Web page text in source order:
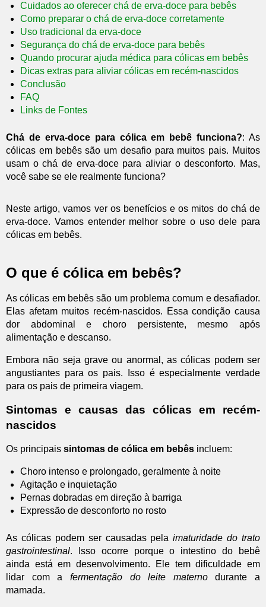
Cuidados ao oferecer chá de erva-doce para bebês
Como preparar o chá de erva-doce corretamente
Uso tradicional da erva-doce
Segurança do chá de erva-doce para bebês
Quando procurar ajuda médica para cólicas em bebês
Dicas extras para aliviar cólicas em recém-nascidos
Conclusão
FAQ
Links de Fontes
Chá de erva-doce para cólica em bebê funciona?: As
cólicas em bebês são um desafio para muitos pais. Muitos
usam o chá de erva-doce para aliviar o desconforto. Mas,
você sabe se ele realmente funciona?
Neste artigo, vamos ver os benefícios e os mitos do chá de
erva-doce. Vamos entender melhor sobre o uso dele para
cólicas em bebês.
O que é cólica em bebês?
As cólicas em bebês são um problema comum e desafiador.
Elas afetam muitos recém-nascidos. Essa condição causa
dor abdominal e choro persistente, mesmo após
alimentação e descanso.
Embora não seja grave ou anormal, as cólicas podem ser
angustiantes para os pais. Isso é especialmente verdade
para os pais de primeira viagem.
Sintomas e causas das cólicas em recém-
nascidos
Os principais sintomas de cólica em bebês incluem:
Choro intenso e prolongado, geralmente à noite
Agitação e inquietação
Pernas dobradas em direção à barriga
Expressão de desconforto no rosto
As cólicas podem ser causadas pelaimaturidade do trato
gastrointestinal. Isso ocorre porque o intestino do bebê
ainda está em desenvolvimento. Ele tem dificuldade em
lidar com a fermentação do leite maternodurante a
mamada.